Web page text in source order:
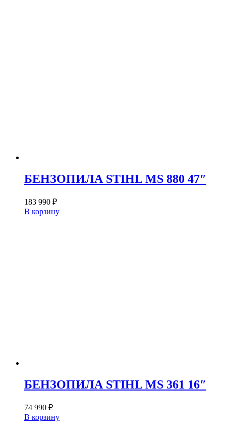
БЕНЗОПИЛА STIHL MS 880 47″
183 990 ₽
В корзину
БЕНЗОПИЛА STIHL MS 361 16″
74 990 ₽
В корзину